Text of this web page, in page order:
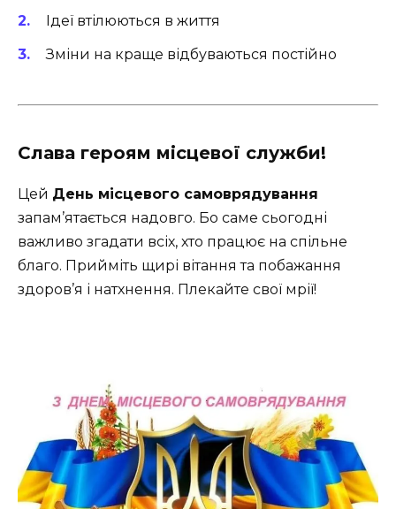
Ідеї втілюються в життя
Зміни на краще відбуваються постійно
Слава героям місцевої служби!
Цей День місцевого самоврядування
запам’ятається надовго. Бо саме сьогодні
важливо згадати всіх, хто працює на спільне
благо. Прийміть щирі вітання та побажання
здоров’я і натхнення. Плекайте свої мрії!